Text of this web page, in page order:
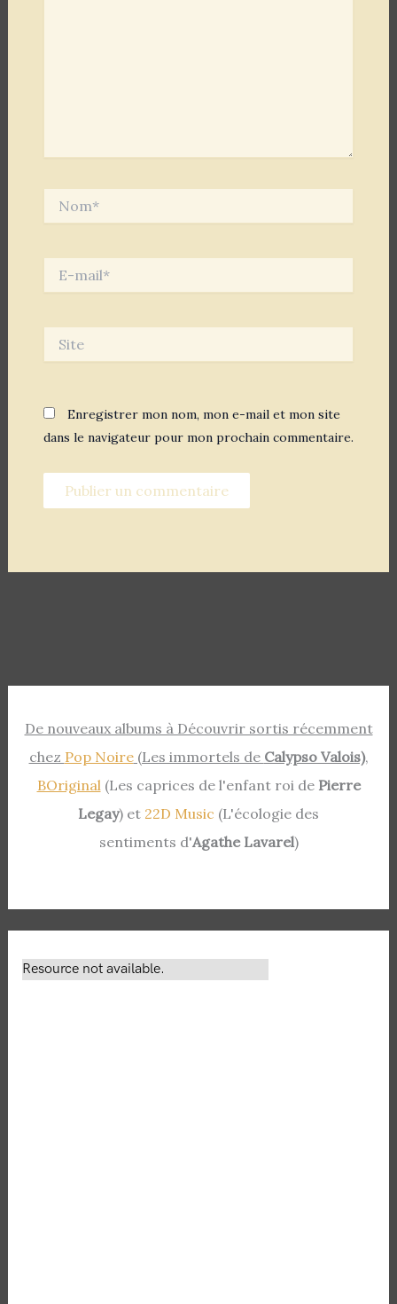
mail*
Enregistrer mon nom, mon e-mail et mon site
dans le navigateur pour mon prochain commentaire.
De nouveaux albums à Découvrir sortis récemment
chez Pop Noire(Les immortels de Calypso Valois),
BOriginal(Les caprices de l'enfant roi de Pierre
Legay) et 22D Music (L'écologie des
sentiments d'Agathe Lavarel)